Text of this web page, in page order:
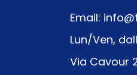
Email:
Lun/Ven,
Via Cavour